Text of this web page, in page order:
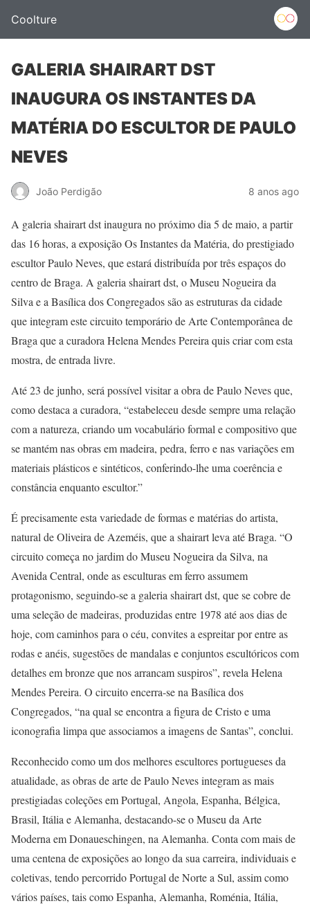
Coolture
GALERIA SHAIRART DST
INAUGURA OS INSTANTES DA
MATÉRIA DO ESCULTOR DE PAULO
NEVES
João Perdigão 8 anos ago
A galeria shairart dst inaugura no próximo dia 5 de maio, a partir
das 16 horas, a exposição Os Instantes da Matéria, do prestigiado
escultor Paulo Neves, que estará distribuída por três espaços do
centro de Braga. A galeria shairart dst, o Museu Nogueira da
Silva e a Basílica dos Congregados são as estruturas da cidade
que integram este circuito temporário de Arte Contemporânea de
Braga que a curadora Helena Mendes Pereira quis criar com esta
mostra, de entrada livre.
Até 23 de junho, será possível visitar a obra de Paulo Neves que,
como destaca a curadora, “estabeleceu desde sempre uma relação
com a natureza, criando um vocabulário formal e compositivo que
se mantém nas obras em madeira, pedra, ferro e nas variações em
materiais plásticos e sintéticos, conferindo-lhe uma coerência e
constância enquanto escultor.”
É precisamente esta variedade de formas e matérias do artista,
natural de Oliveira de Azeméis, que a shairart leva até Braga. “O
circuito começa no jardim do Museu Nogueira da Silva, na
Avenida Central, onde as esculturas em ferro assumem
protagonismo, seguindo-se a galeria shairart dst, que se cobre de
uma seleção de madeiras, produzidas entre 1978 até aos dias de
hoje, com caminhos para o céu, convites a espreitar por entre as
rodas e anéis, sugestões de mandalas e conjuntos escultóricos com
detalhes em bronze que nos arrancam suspiros”, revela Helena
Mendes Pereira. O circuito encerra-se na Basílica dos
Congregados, “na qual se encontra a figura de Cristo e uma
iconografia limpa que associamos a imagens de Santas”, conclui.
Reconhecido como um dos melhores escultores portugueses da
atualidade, as obras de arte de Paulo Neves integram as mais
prestigiadas coleções em Portugal, Angola, Espanha, Bélgica,
Brasil, Itália e Alemanha, destacando-se o Museu da Arte
Moderna em Donaueschingen, na Alemanha. Conta com mais de
uma centena de exposições ao longo da sua carreira, individuais e
coletivas, tendo percorrido Portugal de Norte a Sul, assim como
vários países, tais como Espanha, Alemanha, Roménia, Itália,